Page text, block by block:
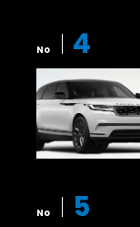
No 4
No 5